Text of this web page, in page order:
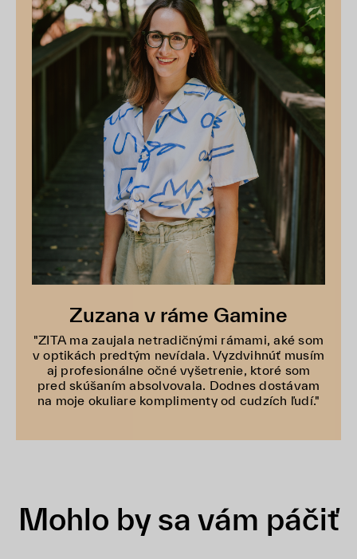
Zuzana v ráme Gamine
"ZITA ma zaujala netradičnými rámami, aké som
v optikách predtým nevídala. Vyzdvihnúť musím
aj profesionálne očné vyšetrenie, ktoré som
pred skúšaním absolvovala. Dodnes dostávam
na moje okuliare komplimenty od cudzích ľudí."
Mohlo by sa vám páčiť